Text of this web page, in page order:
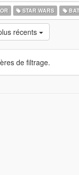
STAR WARS
récents
de filtrage.